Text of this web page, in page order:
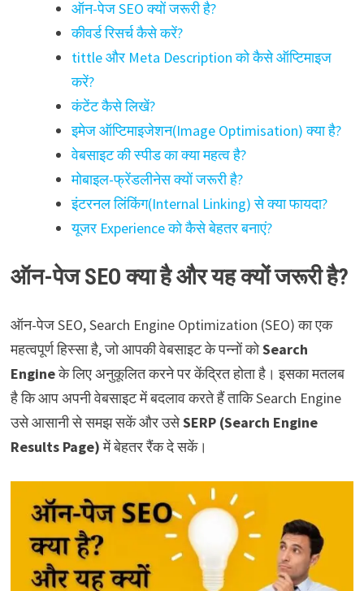
ऑन-पेज SEO क्यों जरूरी है?
कीवर्ड रिसर्च कैसे करें?
tittle और Meta Description को कैसे ऑप्टिमाइज
करें?
कंटेंट कैसे लिखें?
इमेज ऑप्टिमाइजेशन(Image Optimisation) क्या है?
वेबसाइट की स्पीड का क्या महत्व है?
मोबाइल-फ्रेंडलीनेस क्यों जरूरी है?
इंटरनल लिंकिंग(Internal Linking) से क्या फायदा?
यूजर Experience को कैसे बेहतर बनाएं?
ऑन-पेज SEO क्या है और यह क्यों जरूरी है?
ऑन-पेज SEO, Search Engine Optimization (SEO) का एक
महत्वपूर्ण हिस्सा है, जो आपकी वेबसाइट के पन्नों कोSearch
Engineके लिए अनुकूलित करने पर केंद्रित होता है। इसका मतलब
है कि आप अपनी वेबसाइट में बदलाव करते हैं ताकि Search Engine
उसे आसानी से समझ सकें और उसेSERP (Search Engine
Results Page)में बेहतर रैंक दे सकें।